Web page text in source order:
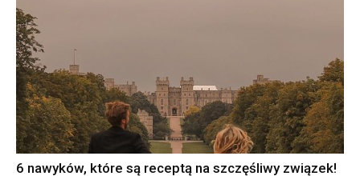
6 nawyków, które są receptą na szczęśliwy związek!